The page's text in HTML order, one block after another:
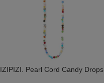
IZIPIZI. Pearl Cord Candy Drops